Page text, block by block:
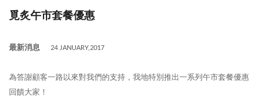
覓炙午市套餐優惠
最新消息 24 JANUARY,2017
為答謝顧客一路以來對我們的支持，我地特別推出一系列午市套餐優惠
回饋大家！